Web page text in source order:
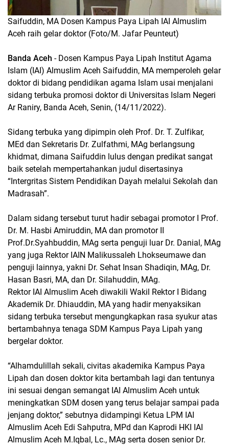
Saifuddin, MA Dosen Kampus Paya Lipah IAI Almuslim
Aceh raih gelar doktor (Foto/M. Jafar Peunteut)
Banda Aceh - Dosen Kampus Paya Lipah Institut Agama
Islam (IAI) Almuslim Aceh Saifuddin, MA memperoleh gelar
doktor di bidang pendidikan agama Islam usai menjalani
sidang terbuka promosi doktor di Universitas Islam Negeri
Ar Raniry, Banda Aceh, Senin, (14/11/2022).
Sidang terbuka yang dipimpin oleh Prof. Dr. T. Zulfikar,
MEd dan Sekretaris Dr. Zulfathmi, MAg berlangsung
khidmat, dimana Saifuddin lulus dengan predikat sangat
baik setelah mempertahankan judul disertasinya
“Intergritas Sistem Pendidikan Dayah melalui Sekolah dan
Madrasah”.
Dalam sidang tersebut turut hadir sebagai promotor I Prof.
Dr. M. Hasbi Amiruddin, MA dan promotor II
Prof.Dr.Syahbuddin, MAg serta penguji luar Dr. Danial, MAg
yang juga Rektor IAIN Malikussaleh Lhokseumawe dan
penguji lainnya, yakni Dr. Sehat Insan Shadiqin, MAg, Dr.
Hasan Basri, MA, dan Dr. Silahuddin, MAg.
Rektor IAI Almuslim Aceh diwakili Wakil Rektor I Bidang
Akademik Dr. Dhiauddin, MA yang hadir menyaksikan
sidang terbuka tersebut mengungkapkan rasa syukur atas
bertambahnya tenaga SDM Kampus Paya Lipah yang
bergelar doktor.
“Alhamdulillah sekali, civitas akademika Kampus Paya
Lipah dan dosen doktor kita bertambah lagi dan tentunya
ini sesuai dengan semangat IAI Almuslim Aceh untuk
meningkatkan SDM dosen yang terus belajar sampai pada
jenjang doktor,” sebutnya didampingi Ketua LPM IAI
Almuslim Aceh Edi Sahputra, MPd dan Kaprodi HKI IAI
Almuslim Aceh M.Iqbal, Lc., MAg serta dosen senior Dr.